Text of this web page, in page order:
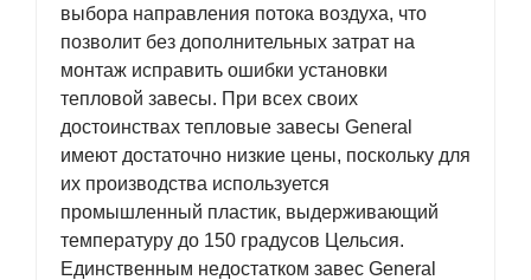
выбора направления потока воздуха, что
позволит без дополнительных затрат на
монтаж исправить ошибки установки
тепловой завесы. При всех своих
достоинствах тепловые завесы General
имеют достаточно низкие цены, поскольку для
их производства используется
промышленный пластик, выдерживающий
температуру до 150 градусов Цельсия.
Единственным недостатком завес General